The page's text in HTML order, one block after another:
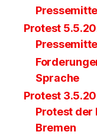
Protest
Sprache
Protest
Protest der
Bremen